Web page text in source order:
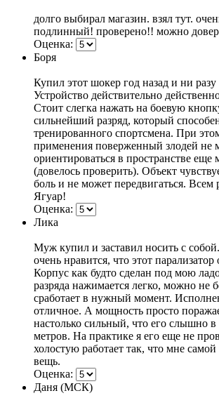
долго выбирал магазин. взял тут.
подлинный! проверено!! можно
Оценка:
Боря
Купил этот шокер год назад и ни
Устройство действительно
Стоит слегка нажать на боевую
сильнейший разряд, который
тренированного спортсмена. При
применения поверженный злодей не
ориентироваться в пространстве еще
(довелось проверить). Объект
боль и не может передвигаться. Всем
Ягуар!
Оценка:
Лика
Муж купил и заставил носить с
очень нравится, что этот
Корпус как будто сделан под мою
разряда нажимается легко, можно не
сработает в нужный момент.
отличное. А мощность просто
настолько сильный, что его слышно в
метров. На практике я его еще не
холостую работает так, что мне
вещь.
Оценка:
Даня (МСК)